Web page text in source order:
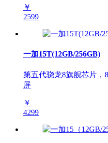
￥
2599
一加15T(12GB/256GB)
第五代骁龙8旗舰芯片，
屏
￥
4299